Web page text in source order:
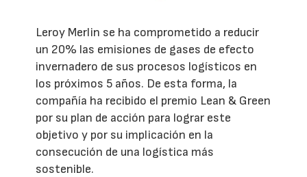
Leroy Merlin se ha comprometido a reducir
un 20% las emisiones de gases de efecto
invernadero de sus procesos logísticos en
los próximos 5 años. De esta forma, la
compañía ha recibido el premio Lean & Green
por su plan de acción para lograr este
objetivo y por su implicación en la
consecución de una logística más
sostenible.